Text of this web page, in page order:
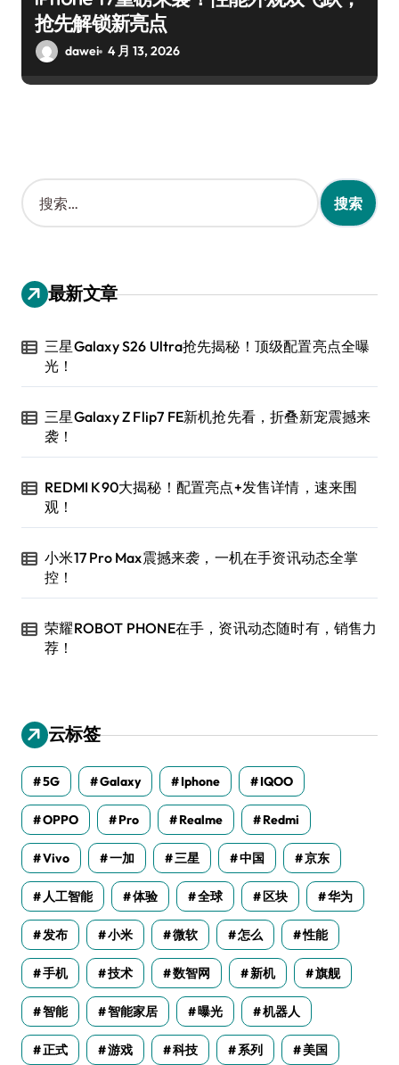
抢先解锁新亮点
dawei 4 月 13, 2026
搜
索
：
最新文章
三星Galaxy S26 Ultra抢先揭秘！顶级配置亮点全曝
光！
三星Galaxy Z Flip7 FE新机抢先看，折叠新宠震撼来
袭！
REDMI K90大揭秘！配置亮点+发售详情，速来围
观！
小米17 Pro Max震撼来袭，一机在手资讯动态全掌
控！
荣耀ROBOT PHONE在手，资讯动态随时有，销售力
荐！
云标签
5G Galaxy Iphone IQOO
OPPO Pro Realme Redmi
Vivo 一加 三星 中国 京东
人工智能 体验 全球 区块 华为
发布 小米 微软 怎么 性能
手机 技术 数智网 新机 旗舰
智能 智能家居 曝光 机器人
正式 游戏 科技 系列 美国